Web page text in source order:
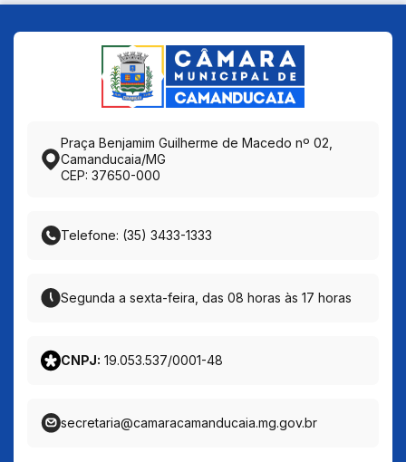
Praça Benjamim Guilherme de Macedo nº 02,
Camanducaia/MG
CEP: 37650-000
Telefone: (35) 3433-1333
Segunda a sexta-feira, das 08 horas às 17 horas
CNPJ: 19.053.537/0001-48
secretaria@camaracamanducaia.mg.gov.br